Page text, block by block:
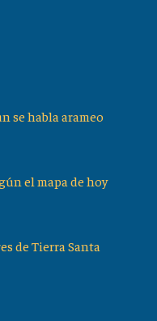
se habla arameo
el mapa de hoy
de Tierra Santa